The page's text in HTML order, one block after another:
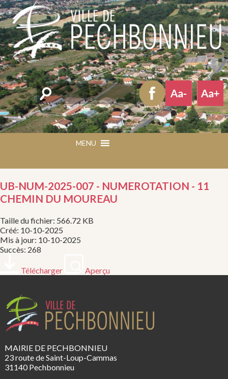
Rechercher
UB-NUM-2025-007 - NUMEROTATION - 11
CHEMIN DU MOUREAU
Taille du fichier: 566.72 KB
Créé: 10-10-2025
Mis à jour: 10-10-2025
Succès: 268
Télécharger Aperçu
MAIRIE DE PECHBONNIEU
23 route de Saint-Loup-Cammas
31140 Pechbonnieu